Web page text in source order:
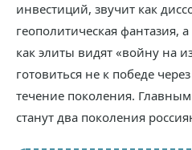
инвестиций, звучит как
геополитическая фантазия,
как элиты видят «войну на
готовиться не к победе
течение поколения.
станут два поколения